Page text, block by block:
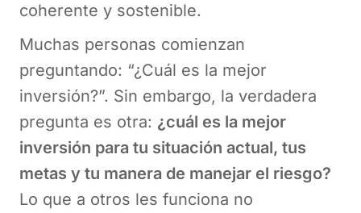
coherente y sostenible.
Muchas personas comienzan
preguntando: “¿Cuál es la mejor
inversión?”. Sin embargo, la verdadera
pregunta es otra: ¿cuál es la mejor
inversión para tu situación actual, tus
metas y tu manera de manejar el riesgo?
Lo que a otros les funciona no